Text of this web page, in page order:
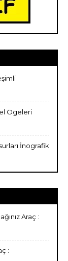
Ögeleri
İnografik
Araç :
: